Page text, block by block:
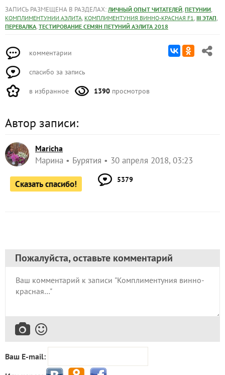
ЗАПИСЬ РАЗМЕЩЕНА В РАЗДЕЛАХ: ЛИЧНЫЙ ОПЫТ ЧИТАТЕЛЕЙ, ПЕТУНИИ,
КОМПЛИМЕНТУНИИ АЭЛИТА, КОМПЛИМЕНТУНИЯ ВИННО-КРАСНАЯ F1 , III ЭТАП,
ПЕРЕВАЛКА, ТЕСТИРОВАНИЕ СЕМЯН ПЕТУНИЙ АЭЛИТА 2018
комментарии
спасибо за запись
в избранное 1390 просмотров
Автор записи:
Maricha
Марина Бурятия 30 апреля 2018, 03:23
Сказать спасибо! 5379
Пожалуйста, оставьте комментарий
Ваш E-mail: